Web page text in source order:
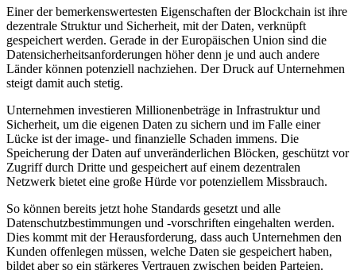
Einer der bemerkenswertesten Eigenschaften der Blockchain ist ihre
dezentrale Struktur und Sicherheit, mit der Daten, verknüpft
gespeichert werden. Gerade in der Europäischen Union sind die
Datensicherheitsanforderungen höher denn je und auch andere
Länder können potenziell nachziehen. Der Druck auf Unternehmen
steigt damit auch stetig.
Unternehmen investieren Millionenbeträge in Infrastruktur und
Sicherheit, um die eigenen Daten zu sichern und im Falle einer
Lücke ist der image- und finanzielle Schaden immens. Die
Speicherung der Daten auf unveränderlichen Blöcken, geschützt vor
Zugriff durch Dritte und gespeichert auf einem dezentralen
Netzwerk bietet eine große Hürde vor potenziellem Missbrauch.
So können bereits jetzt hohe Standards gesetzt und alle
Datenschutzbestimmungen und -vorschriften eingehalten werden.
Dies kommt mit der Herausforderung, dass auch Unternehmen den
Kunden offenlegen müssen, welche Daten sie gespeichert haben,
bildet aber so ein stärkeres Vertrauen zwischen beiden Parteien.